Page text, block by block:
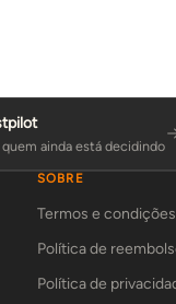
ainda está decidindo
SOBRE
Termos e condições
Política de
Política de